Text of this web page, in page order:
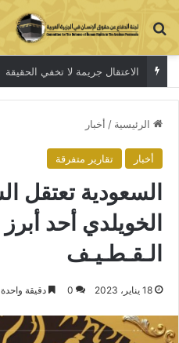
بحث عن
الاعتقال جريمة لا تخفي الحقيقة
الرئيسية / أخبار
أخبار تقارير متفرقة
السعودیة تعتقل
الخويلدي أحد
الـقـطـيـف
18 يناير، 2023 0 دقيقة واحدة